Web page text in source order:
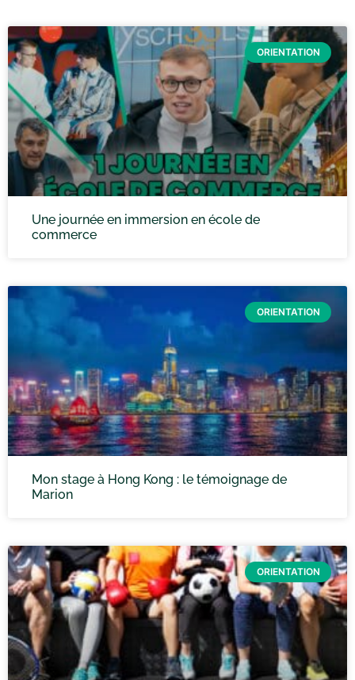
ORIENTATION
Une journée en immersion en école de
commerce
ORIENTATION
Mon stage à Hong Kong : le témoignage de
Marion
ORIENTATION